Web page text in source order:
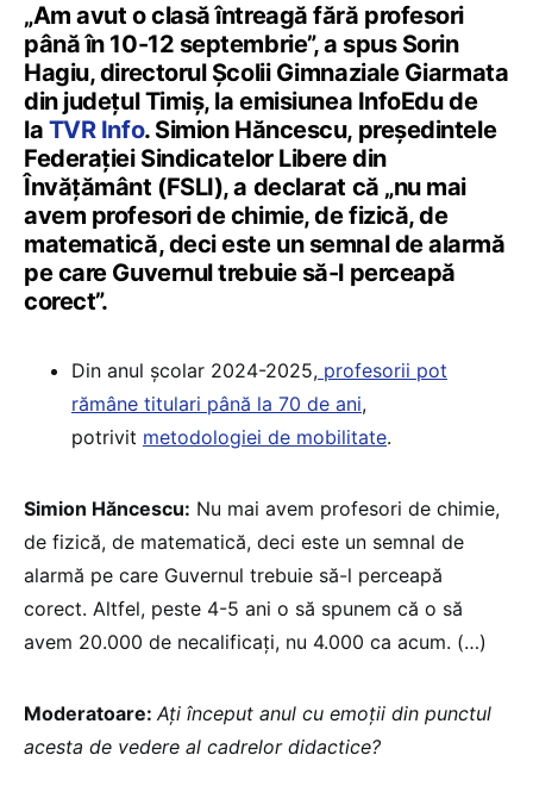
„Am avut o clasă întreagă fără profesori
până în 10-12 septembrie”, a spus Sorin
Hagiu, directorul Şcolii Gimnaziale Giarmata
din județul Timiș, la emisiunea InfoEdu de
la TVR Info. Simion Hăncescu, președintele
Federației Sindicatelor Libere din
Învățământ (FSLI), a declarat că „nu mai
avem profesori de chimie, de fizică, de
matematică, deci este un semnal de alarmă
pe care Guvernul trebuie să-l perceapă
corect”.
Din anul școlar 2024-2025, profesorii pot
rămâne titulari până la 70 de ani,
potrivit metodologiei de mobilitate.
Simion Hăncescu: Nu mai avem profesori de chimie,
de fizică, de matematică, deci este un semnal de
alarmă pe care Guvernul trebuie să-l perceapă
corect. Altfel, peste 4-5 ani o să spunem că o să
avem 20.000 de necalificați, nu 4.000 ca acum. (…)
Moderatoare:Ați început anul cu emoții din punctul
acesta de vedere al cadrelor didactice?